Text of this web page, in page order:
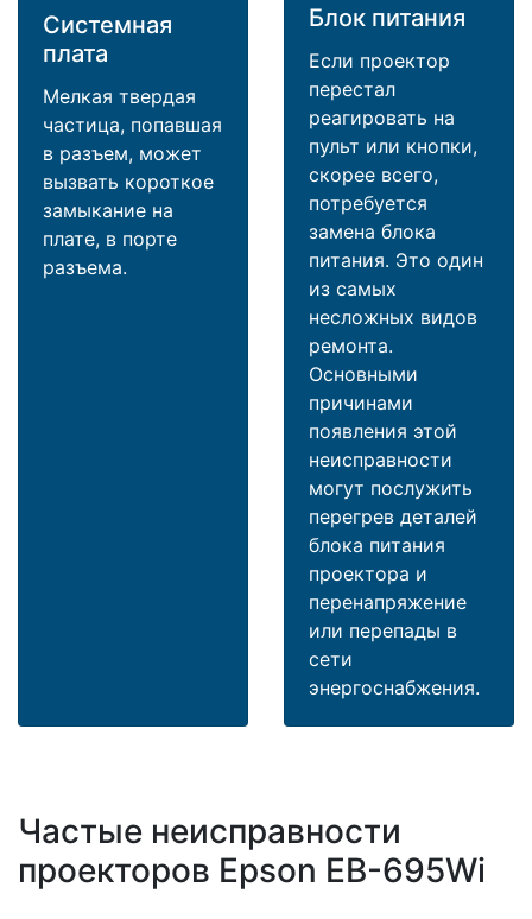
Системная
плата
Мелкая твердая
частица, попавшая
в разъем, может
вызвать короткое
замыкание на
плате, в порте
разъема.
Блок питания
Если проектор
перестал
реагировать на
пульт или кнопки,
скорее всего,
потребуется
замена блока
питания. Это один
из самых
несложных видов
ремонта.
Основными
причинами
появления этой
неисправности
могут послужить
перегрев деталей
блока питания
проектора и
перенапряжение
или перепады в
сети
энергоснабжения.
Частые неисправности
проекторов Epson EB-695Wi